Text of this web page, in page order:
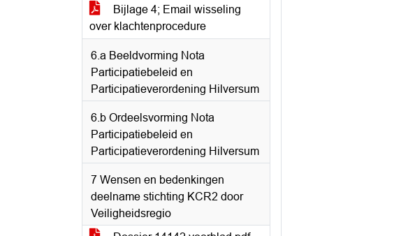
Bijlage 4; Email wisseling
over klachtenprocedure
6.a Beeldvorming Nota
Participatiebeleid en
Participatieverordening Hilversum
6.b Ordeelsvorming Nota
Participatiebeleid en
Participatieverordening Hilversum
7 Wensen en bedenkingen
deelname stichting KCR2 door
Veiligheidsregio